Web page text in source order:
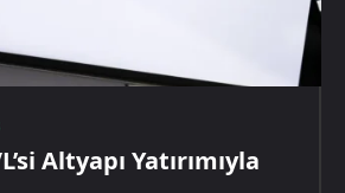
Altyapı Yatırımıyla